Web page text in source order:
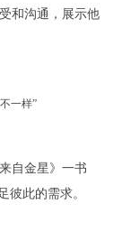
和沟通，展示他
自金星》一书
彼此的需求。